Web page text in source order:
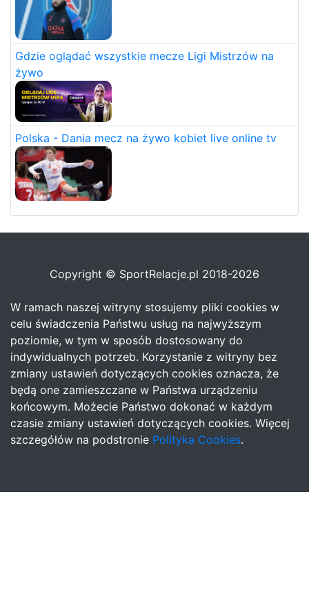
Gdzie oglądać wszystkie mecze Ligi Mistrzów na
żywo
Polska - Dania mecz na żywo kobiet live online tv
Copyright © SportRelacje.pl 2018-2026
W ramach naszej witryny stosujemy pliki cookies w
celu świadczenia Państwu usług na najwyższym
poziomie, w tym w sposób dostosowany do
indywidualnych potrzeb. Korzystanie z witryny bez
zmiany ustawień dotyczących cookies oznacza, że
będą one zamieszczane w Państwa urządzeniu
końcowym. Możecie Państwo dokonać w każdym
czasie zmiany ustawień dotyczących cookies. Więcej
szczegółów na podstronie Polityka Cookies.